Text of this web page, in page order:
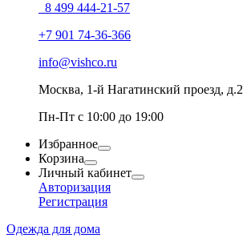
8 499 444-21-57
+7 901 74-36-366
info@vishco.ru
Москва, 1-й Нагатинский проезд, д.2
Пн-Пт с 10:00 до 19:00
Избранное
Корзина
Личный кабинет
Авторизация
Регистрация
Одежда для дома